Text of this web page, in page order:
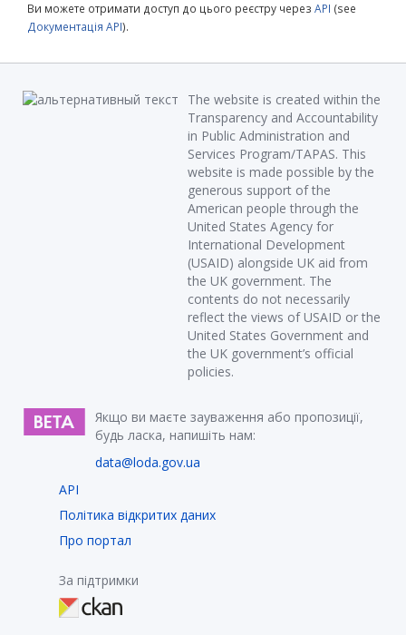
Ви можете отримати доступ до цього реєстру через API (see
Документація API).
The website is created within the
Transparency and Accountability
in Public Administration and
Services Program/TAPAS. This
website is made possible by the
generous support of the
American people through the
United States Agency for
International Development
(USAID) alongside UK aid from
the UK government. The
contents do not necessarily
reflect the views of USAID or the
United States Government and
the UK government’s official
policies.
Якщо ви маєте зауваження або пропозиції,
будь ласка, напишіть нам:
data@loda.gov.ua
API
Політика відкритих даних
Про портал
За підтримки